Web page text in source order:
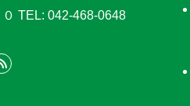
TEL: 042-468-0648